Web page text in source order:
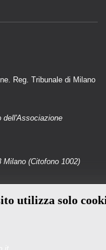
utilizza solo
Reg. Tribunale di Milano
dell'Associazione
(Citofono 1002)